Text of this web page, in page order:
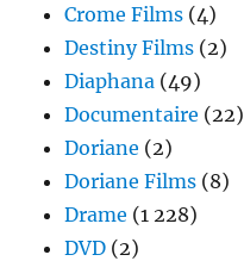
Crome Films (4)
Destiny Films (2)
Diaphana (49)
Documentaire (22)
Doriane (2)
Doriane Films (8)
Drame (1 228)
DVD (2)